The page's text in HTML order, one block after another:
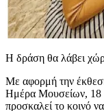
Η δράση θα λάβει
Με αφορμή την
Ημέρα Μουσείων, 18
προσκαλεί το κοινό